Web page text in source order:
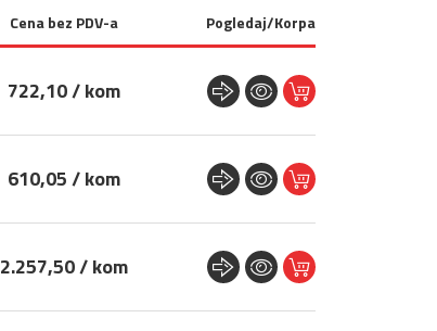
Cena bez PDV-a Pogledaj/Korpa
722,10 / kom
610,05 / kom
2.257,50 / kom